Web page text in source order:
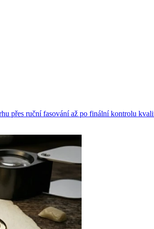
přes ruční fasování až po finální kontrolu